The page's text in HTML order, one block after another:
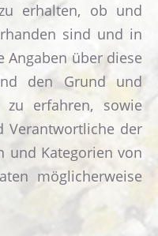
erhalten, ob und
sind und in
Angaben über diese
den Grund und
zu erfahren, sowie
Verantwortliche der
und Kategorien von
möglicherweise